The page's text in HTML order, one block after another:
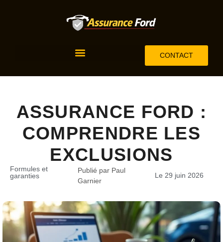
CONTACT
ASSURANCE FORD :
COMPRENDRE LES
EXCLUSIONS
Formules et
garanties
Publié par Paul
Garnier
Le 29 juin 2026